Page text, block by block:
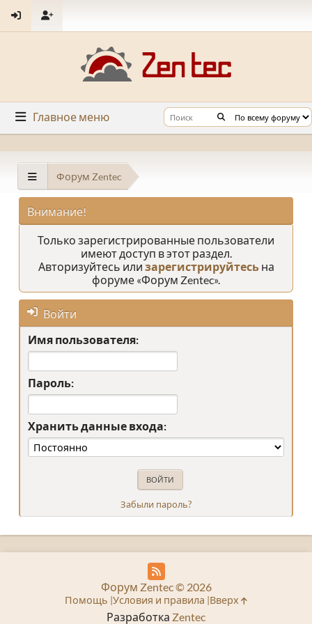
Главное меню
Форум Zentec
Внимание!
Только зарегистрированные пользователи
имеют доступ в этот раздел.
Авторизуйтесь или зарегистрируйтесьна
форуме «Форум Zentec».
Войти
Имя пользователя:
Пароль:
Хранить данные входа:
Забыли пароль?
Разработка Zentec
Форум Zentec © 2026
Помощь Условия и правила Вверх